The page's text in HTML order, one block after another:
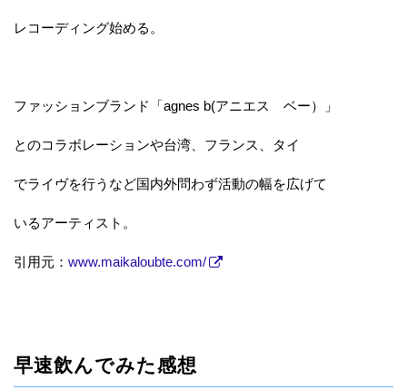
レコーディング始める。
ファッションブランド「agnes b(アニエス ベー）」
とのコラボレーションや台湾、フランス、タイ
でライヴを行うなど国内外問わず活動の幅を広げて
いるアーティスト。
引用元： www.maikaloubte.com/
早速飲んでみた感想